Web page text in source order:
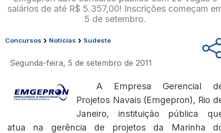
salários de até R$ 5.357,00! Inscrições começam
5 de setembro.
Concursos › Notícias › Sudeste
Segunda-feira, 5 de setembro de 2011
A Empresa Gerencial
Projetos Navais (Emgepron), Rio
Janeiro, instituição pública
atua na gerência de projetos da Marinha